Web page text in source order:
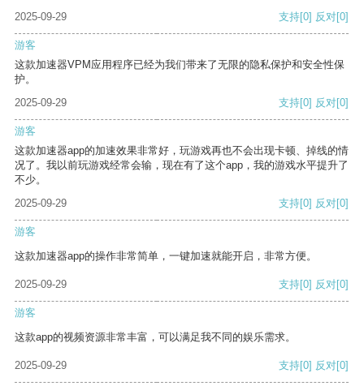
2025-09-29
支持[0] 反对[0]
游客
这款加速器VPM应用程序已经为我们带来了无限的隐私保护和安全性保
护。
2025-09-29
支持[0] 反对[0]
游客
这款加速器app的加速效果非常好，玩游戏再也不会出现卡顿、掉线的情
况了。我以前玩游戏经常会输，现在有了这个app，我的游戏水平提升了
不少。
2025-09-29
支持[0] 反对[0]
游客
这款加速器app的操作非常简单，一键加速就能开启，非常方便。
2025-09-29 支持[0] 反对[0]
游客
这款app的视频资源非常丰富，可以满足我不同的娱乐需求。
2025-09-29 支持[0] 反对[0]